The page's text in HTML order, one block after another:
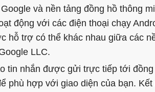
và nền tảng đồng hồ thông
động với các điện thoại chạy
hỗ trợ có thể khác nhau giữa các
LLC.
tin nhắn được gửi trực tiếp tới
phù hợp với giao diện của bạn.